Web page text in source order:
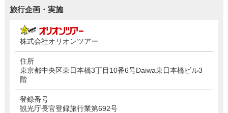
旅行企画・実施
株式会社オリオンツアー
住所
東京都中央区東日本橋3丁目10番6号Daiwa東日本橋ビル3
階
登録番号
観光庁長官登録旅行業第692号